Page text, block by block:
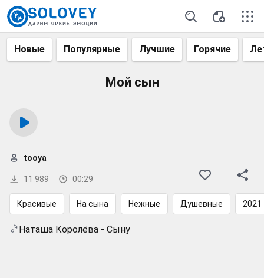
Новые Популярные Лучшие Горячие
Мой сын
11 989 00:29
tooya
Красивые На сына Нежные Душевные 2021
Наташа Королёва - Сыну